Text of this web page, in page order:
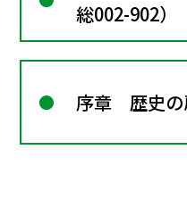
総002-902）
序章 歴史の